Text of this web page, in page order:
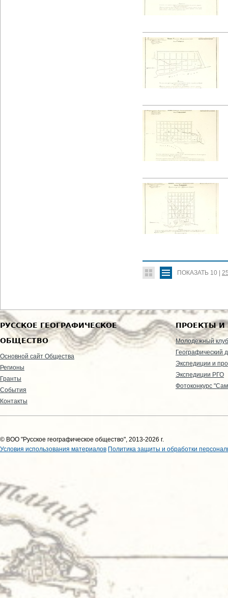
ПОКАЗАТЬ 10 |
РУССКОЕ ГЕОГРАФИЧЕСКОЕ
ОБЩЕСТВО
Основной сайт Общества
Регионы
Гранты
События
Контакты
ПРОЕКТЫ И
Молодежный клуб
Географический
Экспедиции и
Экспедиции РГО
Фотоконкурс
© ВОО "Русское географическое общество", 2013-2026 г.
Условия использования материалов Политика защиты и обработки